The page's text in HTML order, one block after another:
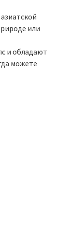
или
и обладают
можете